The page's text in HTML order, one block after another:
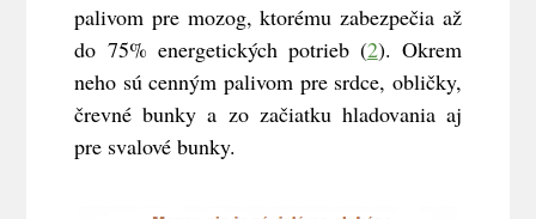
palivom pre mozog, ktorému zabezpečia až
do 75% energetických potrieb (2). Okrem
neho sú cenným palivom pre srdce, obličky,
črevné bunky a zo začiatku hladovania aj
pre svalové bunky.